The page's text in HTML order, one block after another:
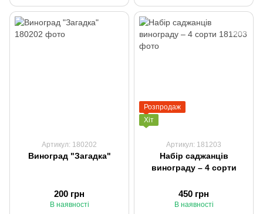
Артикул: 180202
Виноград "Загадка"
200 грн
В наявності
Розпродаж
Хіт
Артикул: 181203
Набір саджанців
винограду – 4 сорти
450 грн
В наявності